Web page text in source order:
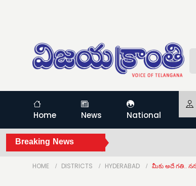
Home News National
Breaking News
HOME DISTRICTS HYDERABAD మీకు అదే గతి..